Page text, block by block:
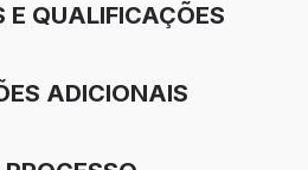
E QUALIFICAÇÕES
ADICIONAIS